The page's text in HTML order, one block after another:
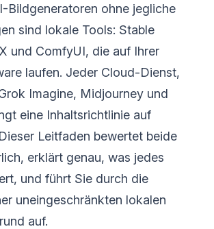
Bildgeneratoren ohne jegliche
sind lokale Tools: Stable
und ComfyUI, die auf Ihrer
laufen. Jeder Cloud-Dienst,
Imagine, Midjourney und
eine Inhaltsrichtlinie auf
Leitfaden bewertet beide
erklärt genau, was jedes
und führt Sie durch die
uneingeschränkten lokalen
auf.